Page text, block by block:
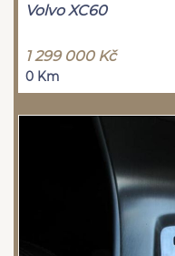
Volvo XC60
1 299 000 Kč
0 Km